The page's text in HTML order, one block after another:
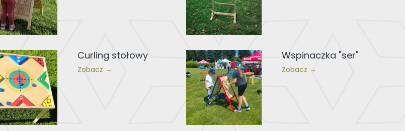
Curling stołowy
Zobacz →
Wspinaczka "ser"
Zobacz →